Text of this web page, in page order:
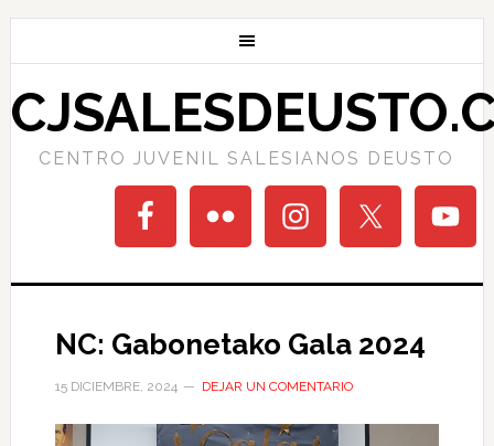
CENTRO JUVENIL SALESIANOS DEUSTO
NC: Gabonetako Gala 2024
15 DICIEMBRE, 2024 DEJAR UN COMENTARIO